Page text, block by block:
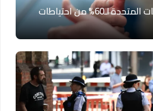
ترامب يؤكد امتلاك الولايات المتحدة لـ60% من احتياطات